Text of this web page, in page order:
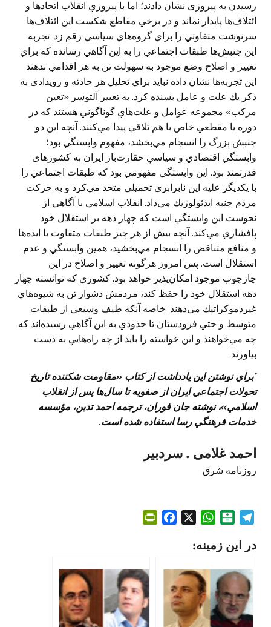
رسيدن به پيروزی نشان دادند؛ اما با پيروزي انقلاب اتحادها و
ائتلاف‌ها پايدار نماند و در برخي مقاطع شكست اين ائتلاف‌ها
سرنوشت متفاوتي را براي گروه‌هاي سياسي رقم زد. تجربه
اين جنبش‌ها طبقات اجتماعي را به اين آگاهي رسانده که براي
تغيير و اصلاح وضع موجود به سهولت تن به هر اقدامي ندهند.
اين تجربه‌ها نشان داده نبايد براي تحليل هر حادثه و رويدادي به
ذكر يك علت و عامل بسنده كرد. به تعبير آلتوسر «تعين
مركب» مجموعه عوامل و علت‌هاي گوناگوني هستند كه در
دوره يا مقطعي خاص با هم تلاقي پیدا مي‌كنند. آنچه اين دو
جنبش بزرگ را انسجام مي‌بخشد، مفهوم وابستگي بود؛
وابستگي اقتصادي و سياسيِ حقارت‌بار ايران به کشورهای
قدرتمند بود. اين وابستگي مفهومي بود كه طبقات اجتماعي را
با يكديگر عليه اين نابرابري تحميلي متحد مي‌‌کرد و به حركت
مردم جنبه ايدئولوژيك مي‌داد. انقلاب اسلامي با آگاهي از
نحوست اين وابستگي است كه چهار دهه بر استقلال خود
پافشاري مي‌كند. آنچه بيش از هر چیز طبقات متفاوت با ايده‌ها
و منافع متناقض را انسجام مي‌بخشيد، همين وابستگي و عدم
استقلال است. پس امروز هرگونه تغيير و اصلاح در اين
چارچوب موجود امكان‌پذير خواهد بود. كشوري كه توانسته چهار
دهه استقلال خود را حفظ كند، مردمش دشوار تن به شيوه‌هاي
غيردموكراتيك می‌دهند. خاصه آنكه طیف وسيعي از طبقات
متوسط و حتي فرودستان تا حدودي به اين آگاهي رسيده‌اند كه
چه مي‌خواهند و اين خواسته را باید از چه راه‌هايي به دست
بیاورند.
*براي نوشتن این يادداشت از كتاب «مقاومت شكننده تاريخ
تحولات اجتماعي ايران از صفويه تا سال‌ها پس از انقلاب
اسلامي»، نوشته جان فوران، ترجمه احمد تدين، مؤسسه
خدمات فرهنگي رسا استفاده شده است.
احمد غلامی . سردبیر
روزنامه شرق
l
g
a
m
t
a
r
i
W
a
s
A
p
p
t
F
r
i
در این زمینه: